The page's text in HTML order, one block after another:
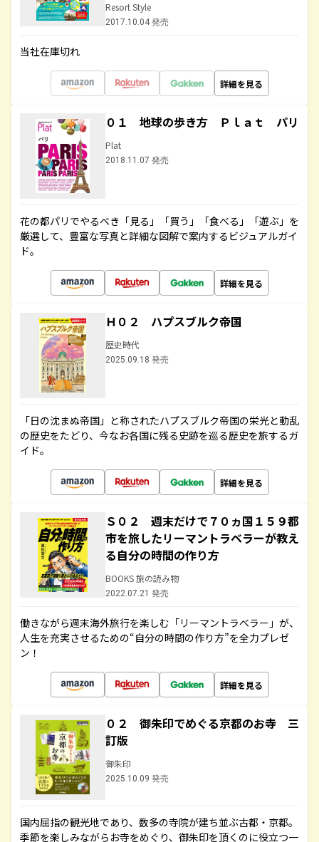
Resort Style
2017.10.04 発売
当社在庫切れ
詳細を見る
０１ 地球の歩き方 Ｐｌａｔ パリ
Plat
2018.11.07 発売
花の都パリでやるべき「見る」「買う」「食べる」「遊ぶ」を
厳選して、豊富な写真と詳細な図解で案内するビジュアルガイ
ド。
詳細を見る
Ｈ０２ ハプスブルク帝国
歴史時代
2025.09.18 発売
「日の沈まぬ帝国」と称されたハプスブルク帝国の栄光と動乱
の歴史をたどり、今なお各国に残る史跡を巡る歴史を旅するガ
イド。
詳細を見る
Ｓ０２ 週末だけで７０ヵ国１５９都
市を旅したリーマントラベラーが教え
る自分の時間の作り方
BOOKS 旅の読み物
2022.07.21 発売
働きながら週末海外旅行を楽しむ「リーマントラベラー」が、
人生を充実させるための“自分の時間の作り方”を全力プレゼ
ン！
詳細を見る
０２ 御朱印でめぐる京都のお寺 三
訂版
御朱印
2025.10.09 発売
国内屈指の観光地であり、数多の寺院が建ち並ぶ古都・京都。
季節を楽しみながらお寺をめぐり、御朱印を頂くのに役立つ一